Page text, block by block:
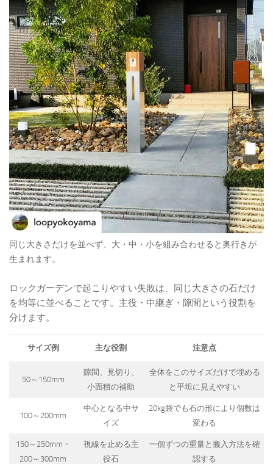
同じ大きさだけを並べず、大・中・小を組み合わせると奥行きが
生まれます。
ロックガーデンで起こりやすい失敗は、同じ大きさの石だけ
を均等に並べることです。主役・中継ぎ・隙間という役割を
分けます。
サイズ例 主な役割 注意点
50～150mm
隙間、見切り、
小面積の補助
全体をこのサイズだけで埋める
と平坦に見えやすい
100～200mm
中心となる中サ
イズ
20kg袋でも石の形により個数は
変わる
150～250mm・
200～300mm
視線を止める主
役石
一個ずつの重量と搬入方法を確
認する